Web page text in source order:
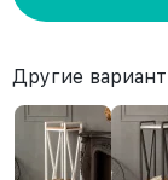
Другие